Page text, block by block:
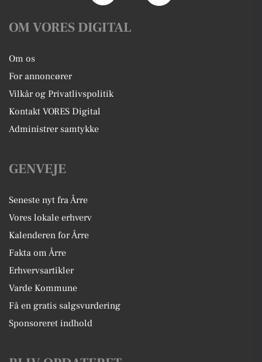
OM VORES DIGITAL
Om os
For annoncører
Vilkår og Privatlivspolitik
Kontakt VORES Digital
Administrer samtykke
GENVEJE
Seneste nyt fra Årre
Vores lokale erhverv
Kalenderen for Årre
Fakta om Årre
Erhvervsartikler
Varde Kommune
Få en gratis salgsvurdering
Sponsoreret indhold